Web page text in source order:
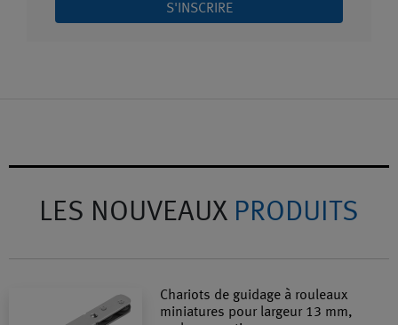
S'INSCRIRE
LES NOUVEAUX PRODUITS
Chariots de guidage à rouleaux
miniatures pour largeur 13 mm,